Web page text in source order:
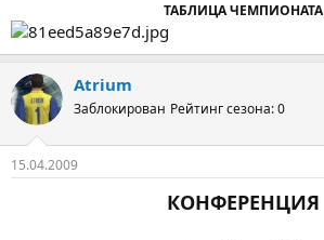
ТАБЛИЦА ЧЕМПИОНАТА
Atrium
Заблокирован Рейтинг сезона: 0
15.04.2009
КОНФЕРЕНЦИЯ